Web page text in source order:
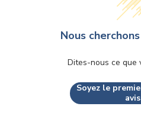
Nous
Dites-nous ce que
Soyez le
avis